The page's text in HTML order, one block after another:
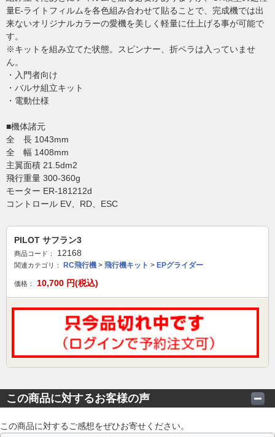
量E-ライトフィルムを各色組み合わせて貼ることで、完成機では出
来ないオリジナルカラーの愛機を美しく軽量に仕上げる事が可能で
す。
※キットを組み立てた状態。スピンナー、折ペラは入っていませ
ん。
・入門者向け
・バルサ組立キット
・電動仕様
■機体諸元
全 長 1043mm
全 幅 1408mm
主翼面積 21.5dm2
飛行重量 300-360g
モーター ER-181212d
コントロール EV、RD、ESC
PILOT サフラン3
商品コード： 12168
関連カテゴリ： RC飛行機 > 飛行機キット > EPグライダー
価格： 10,700 円(税込)
この商品に対するお客様の声
この商品に対するご感想をぜひお寄せください。